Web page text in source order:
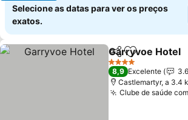
Selecione as datas para ver os preços
exatos.
PartilharAdicionar
Garryvoe Hotel
4 Estrelas
8,9 Excelente
Castlemartyr, a 3.4
Clube de saúde